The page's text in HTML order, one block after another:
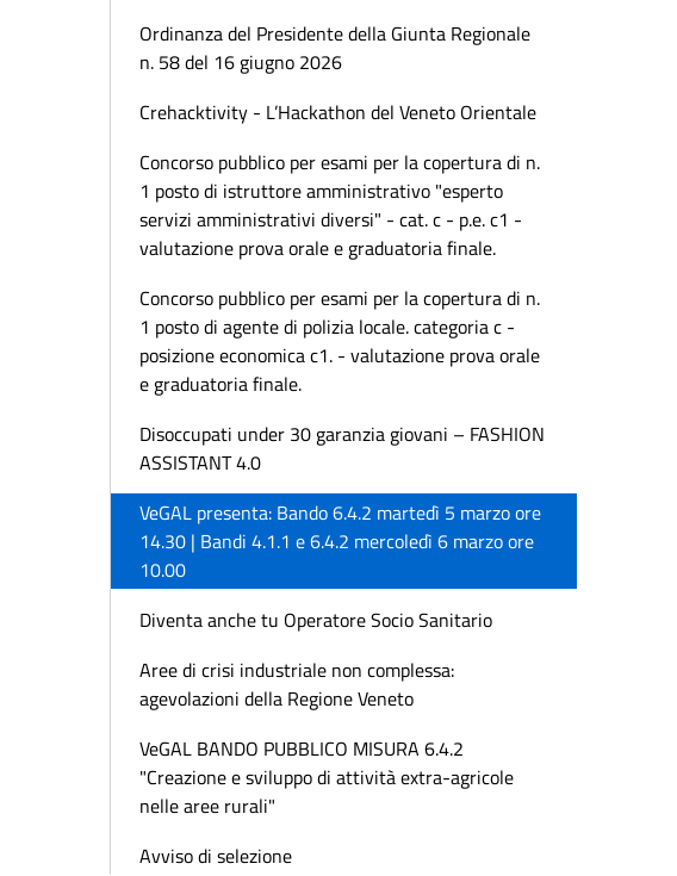
Ordinanza del Presidente della Giunta Regionale
n. 58 del 16 giugno 2026
Crehacktivity - L’Hackathon del Veneto Orientale
Concorso pubblico per esami per la copertura di n.
1 posto di istruttore amministrativo "esperto
servizi amministrativi diversi" - cat. c - p.e. c1 -
valutazione prova orale e graduatoria finale.
Concorso pubblico per esami per la copertura di n.
1 posto di agente di polizia locale. categoria c -
posizione economica c1. - valutazione prova orale
e graduatoria finale.
Disoccupati under 30 garanzia giovani – FASHION
ASSISTANT 4.0
VeGAL presenta: Bando 6.4.2 martedì 5 marzo ore
14.30 | Bandi 4.1.1 e 6.4.2 mercoledì 6 marzo ore
10.00
Diventa anche tu Operatore Socio Sanitario
Aree di crisi industriale non complessa:
agevolazioni della Regione Veneto
VeGAL BANDO PUBBLICO MISURA 6.4.2
"Creazione e sviluppo di attività extra-agricole
nelle aree rurali"
Avviso di selezione